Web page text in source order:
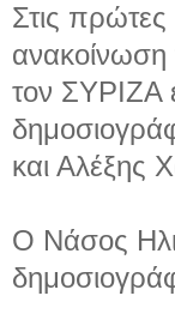
Στις
τον ΣΥΡΙΖΑ
και Αλέξης
Ο Νάσος